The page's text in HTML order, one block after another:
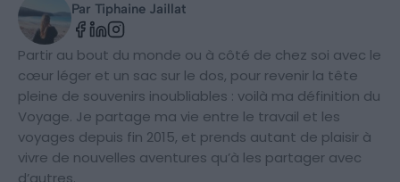
Par Tiphaine Jaillat
Partir au bout du monde ou à côté de chez soi avec le
cœur léger et un sac sur le dos, pour revenir la tête
pleine de souvenirs inoubliables : voilà ma définition du
Voyage. Je partage ma vie entre le travail et les
voyages depuis fin 2015, et prends autant de plaisir à
vivre de nouvelles aventures qu’à les partager avec